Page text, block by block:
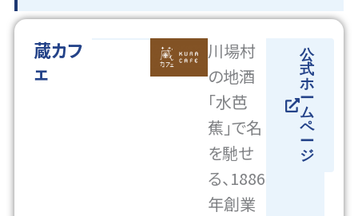
蔵カフ
ェ
川場村
の地酒
「水芭
蕉」で名
を馳せ
る、1886
年創業
公
式
ホ
ー
ム
ペ
ー
ジ